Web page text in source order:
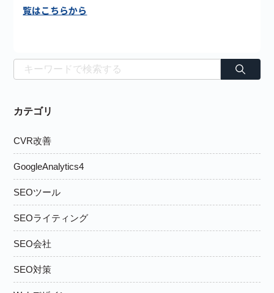
覧はこちらから
カテゴリ
CVR改善
GoogleAnalytics4
SEOツール
SEOライティング
SEO会社
SEO対策